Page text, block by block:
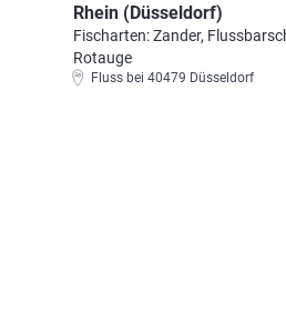
Rhein (Düsseldorf)
Fischarten: Zander,
Rotauge
Fluss bei 40479 Düsseldorf